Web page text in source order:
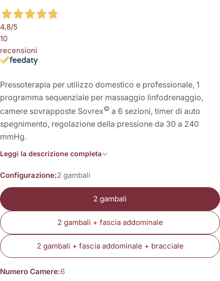
4,8/5
10
recensioni
Pressoterapia per utilizzo domestico e professionale, 1
programma sequenziale per massaggio linfodrenaggio,
camere sovrapposte Sovrex© a 6 sezioni, timer di auto
spegnimento, regolazione della pressione da 30 a 240
mmHg.
Leggi la descrizione completa
Configurazione:2 gambali
2 gambali
2 gambali + fascia addominale
2 gambali + fascia addominale + bracciale
Numero Camere:6